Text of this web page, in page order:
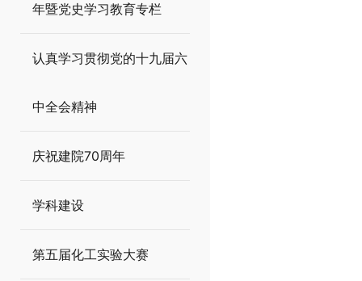
年暨党史学习教育专栏
认真学习贯彻党的十九届六
中全会精神
庆祝建院70周年
学科建设
第五届化工实验大赛